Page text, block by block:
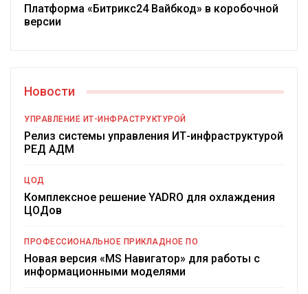
Платформа «Битрикс24 Вайбкод» в коробочной
версии
Новости
УПРАВЛЕНИЕ ИТ-ИНФРАСТРУКТУРОЙ
Релиз системы управления ИТ-инфраструктурой
РЕД АДМ
ЦОД
Комплексное решение YADRO для охлаждения
ЦОДов
ПРОФЕССИОНАЛЬНОЕ ПРИКЛАДНОЕ ПО
Новая версия «MS Навигатор» для работы с
информационными моделями